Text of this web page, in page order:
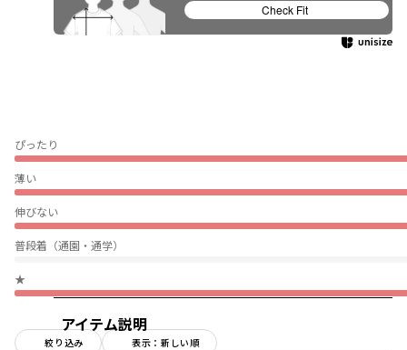
ぴったり
薄い
伸びない
普段着（通園・通学）
★
絞り込み 表示：新しい順
アイテム説明
Check Fit